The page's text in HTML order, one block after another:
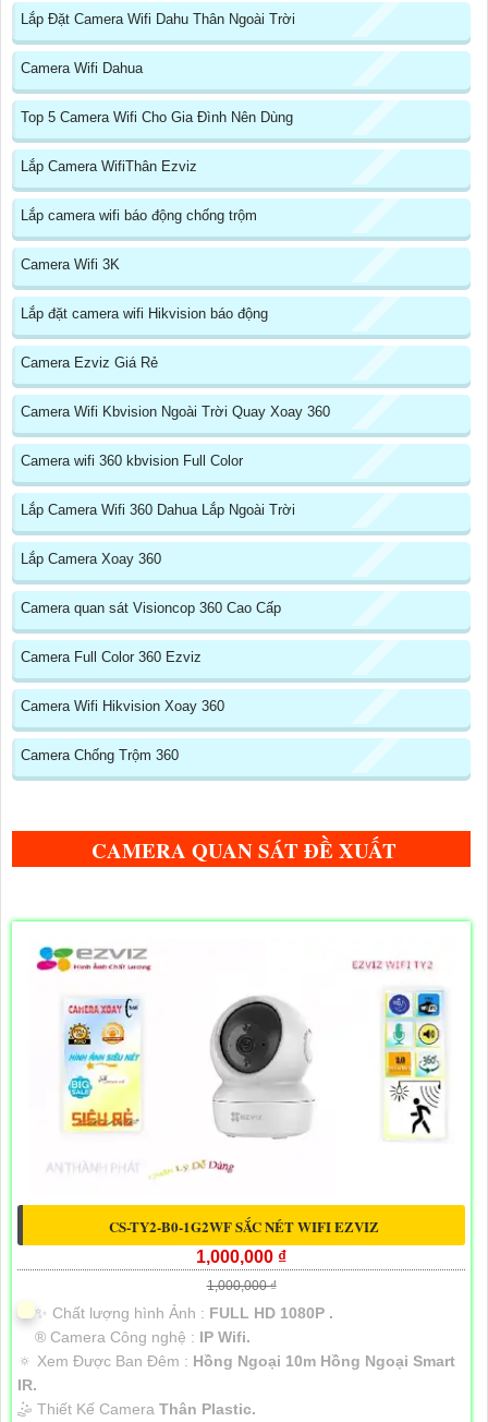
Lắp Đặt Camera Wifi Dahu Thân Ngoài Trời
Camera Wifi Dahua
Top 5 Camera Wifi Cho Gia Đình Nên Dùng
Lắp Camera WifiThân Ezviz
Lắp camera wifi báo động chống trộm
Camera Wifi 3K
Lắp đặt camera wifi Hikvision báo động
Camera Ezviz Giá Rẻ
Camera Wifi Kbvision Ngoài Trời Quay Xoay 360
Camera wifi 360 kbvision Full Color
Lắp Camera Wifi 360 Dahua Lắp Ngoài Trời
Lắp Camera Xoay 360
Camera quan sát Visioncop 360 Cao Cấp
Camera Full Color 360 Ezviz
Camera Wifi Hikvision Xoay 360
Camera Chống Trộm 360
CAMERA QUAN SÁT ĐỀ XUẤT
CS-TY2-B0-1G2WF SẮC NÉT WIFI EZVIZ
1,000,000 ₫
1,000,000 ₫
✨ Chất lượng hình Ảnh : FULL HD 1080P .
®️ Camera Công nghệ : IP Wifi.
🔅 Xem Được Ban Đêm : Hồng Ngoại 10m Hồng Ngoại Smart
IR.
🤹 Thiết Kế Camera Thân Plastic.